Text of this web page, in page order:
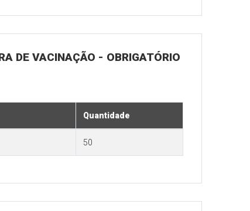
DE VACINAÇÃO - OBRIGATÓRIO
Quantidade
50